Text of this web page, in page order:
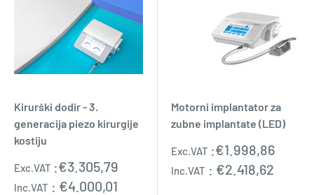
Kirurški dodir - 3.
generacija piezo kirurgije
kostiju
Prodajna
cijena
Exc.VAT :€3.305,79
Inc.VAT : €4.000,01
Motorni implantator za
zubne implantate (LED)
Prodajna
cijena
Exc.VAT :€1.998,86
Inc.VAT : €2.418,62